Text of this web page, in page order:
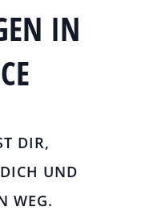
IN
DIR,
UND
WEG.